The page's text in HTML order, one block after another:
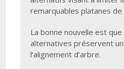
remarquables platanes de
La bonne nouvelle est
alternatives préservent
l’alignement d’arbre.